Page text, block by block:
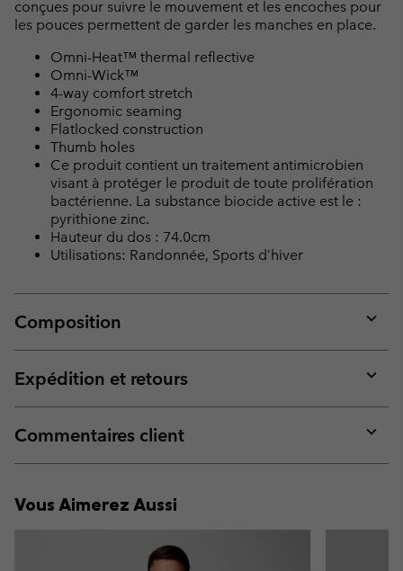
conçues pour suivre le mouvement et les encoches pour
les pouces permettent de garder les manches en place.
Omni-Heat™ thermal reflective
Omni-Wick™
4-way comfort stretch
Ergonomic seaming
Flatlocked construction
Thumb holes
Ce produit contient un traitement antimicrobien
visant à protéger le produit de toute prolifération
bactérienne. La substance biocide active est le :
pyrithione zinc.
Hauteur du dos : 74.0cm
Utilisations: Randonnée, Sports d’hiver
Composition
or
Expédition et retours
or
Commentaires client
or
Vous Aimerez Aussi